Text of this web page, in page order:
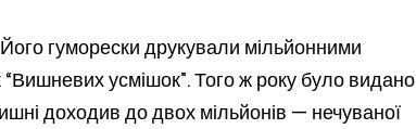
гуморески друкували мільйонними
усмішок”. Того ж року було видано
доходив до двох мільйонів — нечуваної